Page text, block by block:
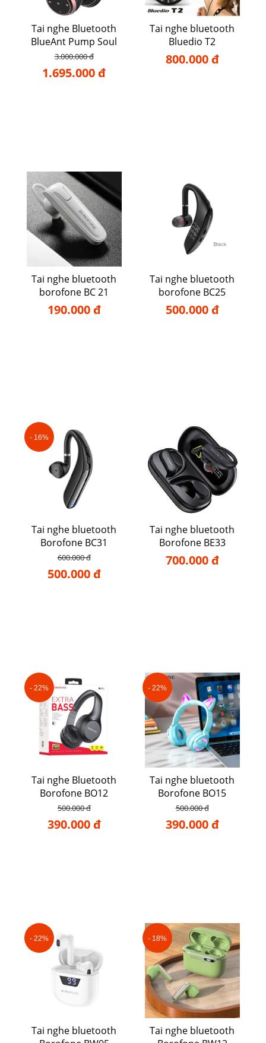
Tai nghe Bluetooth
BlueAnt Pump Soul
3.000.000 đ
1.695.000 đ
Tai nghe bluetooth
Bluedio T2
800.000 đ
Tai nghe bluetooth
borofone BC 21
190.000 đ
Tai nghe bluetooth
borofone BC25
500.000 đ
- 16%
Tai nghe bluetooth
Borofone BC31
600.000 đ
500.000 đ
Tai nghe bluetooth
Borofone BE33
700.000 đ
- 22%
Tai nghe Bluetooth
Borofone BO12
500.000 đ
390.000 đ
- 22%
Tai nghe bluetooth
Borofone BO15
500.000 đ
390.000 đ
- 22%
Tai nghe bluetooth
- 18%
Tai nghe bluetooth